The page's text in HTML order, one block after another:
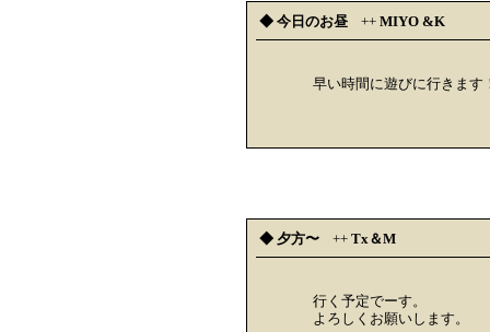
◆ 今日のお昼 ++ MIYO &K
早い時間に遊びに行きます
◆ 夕方〜 ++ Tx＆M
行く予定でーす。
よろしくお願いします。